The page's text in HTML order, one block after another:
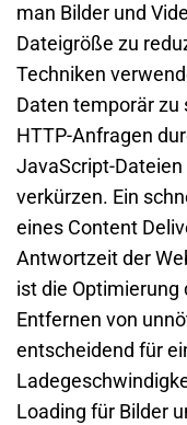
man Bilder und
Dateigröße zu
Techniken
Daten temporär zu
HTTP-Anfragen
JavaScript-
verkürzen. Ein
eines Content
Antwortzeit der
ist die Optimierung
Entfernen von
entscheidend für
Loading für Bilder